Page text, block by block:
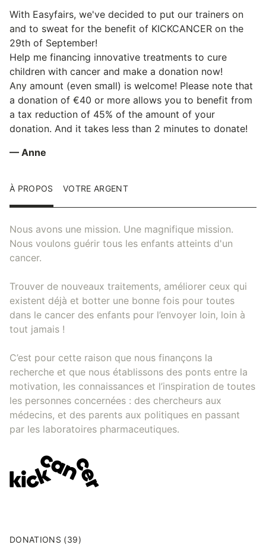
With Easyfairs, we've decided to put our trainers on
and to sweat for the benefit of KICKCANCER on the
29th of September!
Help me financing innovative treatments to cure
children with cancer and make a donation now!
Any amount (even small) is welcome! Please note that
a donation of €40 or more allows you to benefit from
a tax reduction of 45% of the amount of your
donation. And it takes less than 2 minutes to donate!
— Anne
À PROPOS VOTRE ARGENT
Nous avons une mission. Une magnifique mission.
Nous voulons guérir tous les enfants atteints d'un
cancer.
Trouver de nouveaux traitements, améliorer ceux qui
existent déjà et botter une bonne fois pour toutes
dans le cancer des enfants pour l’envoyer loin, loin à
tout jamais !
C’est pour cette raison que nous finançons la
recherche et que nous établissons des ponts entre la
motivation, les connaissances et l’inspiration de toutes
les personnes concernées : des chercheurs aux
médecins, et des parents aux politiques en passant
par les laboratoires pharmaceutiques.
DONATIONS (39)